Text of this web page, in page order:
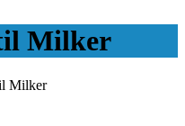
Milker
Milker